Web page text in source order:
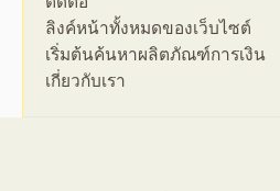
ลิงค์หน้าทั้งหมดของเว็บไซต์
เริ่มต้นค้นหาผลิตภัณฑ์การเงิน
เกี่ยวกับเรา